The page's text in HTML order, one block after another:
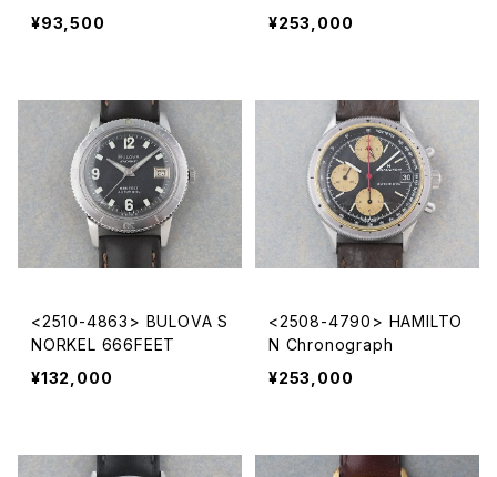
¥93,500
¥253,000
<2510-4863> BULOVA S
NORKEL 666FEET
¥132,000
<2508-4790> HAMILTO
N Chronograph
¥253,000